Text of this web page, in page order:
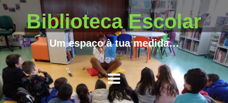
Biblioteca Escolar
Um espaço à tua medida…